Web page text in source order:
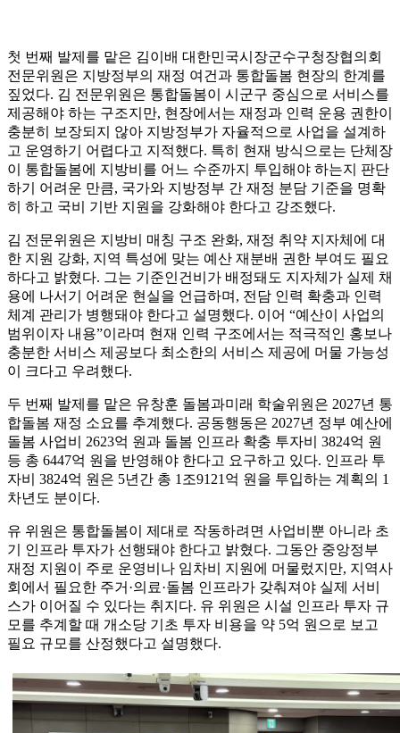
첫 번째 발제를 맡은 김이배 대한민국시장군수구청장협의회
전문위원은 지방정부의 재정 여건과 통합돌봄 현장의 한계를
짚었다. 김 전문위원은 통합돌봄이 시군구 중심으로 서비스를
제공해야 하는 구조지만, 현장에서는 재정과 인력 운용 권한이
충분히 보장되지 않아 지방정부가 자율적으로 사업을 설계하
고 운영하기 어렵다고 지적했다. 특히 현재 방식으로는 단체장
이 통합돌봄에 지방비를 어느 수준까지 투입해야 하는지 판단
하기 어려운 만큼, 국가와 지방정부 간 재정 분담 기준을 명확
히 하고 국비 기반 지원을 강화해야 한다고 강조했다.
김 전문위원은 지방비 매칭 구조 완화, 재정 취약 지자체에 대
한 지원 강화, 지역 특성에 맞는 예산 재분배 권한 부여도 필요
하다고 밝혔다. 그는 기준인건비가 배정돼도 지자체가 실제 채
용에 나서기 어려운 현실을 언급하며, 전담 인력 확충과 인력
체계 관리가 병행돼야 한다고 설명했다. 이어 “예산이 사업의
범위이자 내용”이라며 현재 인력 구조에서는 적극적인 홍보나
충분한 서비스 제공보다 최소한의 서비스 제공에 머물 가능성
이 크다고 우려했다.
두 번째 발제를 맡은 유창훈 돌봄과미래 학술위원은 2027년 통
합돌봄 재정 소요를 추계했다. 공동행동은 2027년 정부 예산에
돌봄 사업비 2623억 원과 돌봄 인프라 확충 투자비 3824억 원
등 총 6447억 원을 반영해야 한다고 요구하고 있다. 인프라 투
자비 3824억 원은 5년간 총 1조9121억 원을 투입하는 계획의 1
차년도 분이다.
유 위원은 통합돌봄이 제대로 작동하려면 사업비뿐 아니라 초
기 인프라 투자가 선행돼야 한다고 밝혔다. 그동안 중앙정부
재정 지원이 주로 운영비나 임차비 지원에 머물렀지만, 지역사
회에서 필요한 주거·의료·돌봄 인프라가 갖춰져야 실제 서비
스가 이어질 수 있다는 취지다. 유 위원은 시설 인프라 투자 규
모를 추계할 때 개소당 기초 투자 비용을 약 5억 원으로 보고
필요 규모를 산정했다고 설명했다.